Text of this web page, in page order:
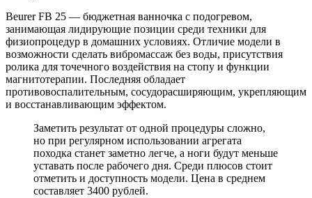
Beurer FB 25 — бюджетная ванночка с подогревом,
занимающая лидирующие позиции среди техники для
физиопроцедур в домашних условиях. Отличие модели в
возможности сделать вибромассаж без воды, присутствия
ролика для точечного воздействия на стопу и функции
магнитотерапии. Последняя обладает
противовоспалительным, сосудорасширяющим, укрепляющим
и восстанавливающим эффектом.
Заметить результат от одной процедуры сложно,
но при регулярном использовании агрегата
походка станет заметно легче, а ноги будут меньше
уставать после рабочего дня. Среди плюсов стоит
отметить и доступность модели. Цена в среднем
составляет 3400 рублей.